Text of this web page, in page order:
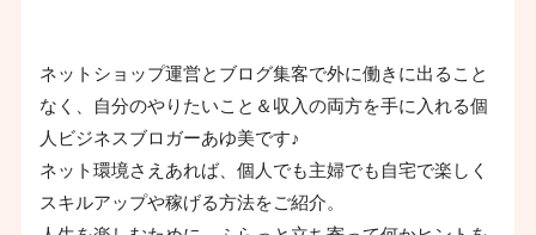
ネットショップ運営とブログ集客で外に働きに出ること
なく、自分のやりたいこと＆収入の両方を手に入れる個
人ビジネスブロガーあゆ美です♪
ネット環境さえあれば、個人でも主婦でも自宅で楽しく
スキルアップや稼げる方法をご紹介。